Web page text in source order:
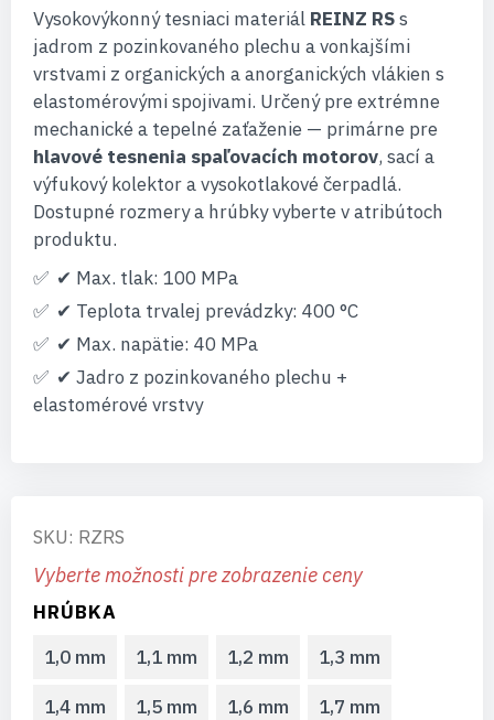
Vysokovýkonný tesniaci materiál REINZ RSs
jadrom z pozinkovaného plechu a vonkajšími
vrstvami z organických a anorganických vlákien s
elastomérovými spojivami. Určený pre extrémne
mechanické a tepelné zaťaženie — primárne pre
hlavové tesnenia spaľovacích motorov, sací a
výfukový kolektor a vysokotlakové čerpadlá.
Dostupné rozmery a hrúbky vyberte v atribútoch
produktu.
✔ Max. tlak: 100 MPa
✔ Teplota trvalej prevádzky: 400 °C
✔ Max. napätie: 40 MPa
✔ Jadro z pozinkovaného plechu +
elastomérové vrstvy
SKU: RZRS
Vyberte možnosti pre zobrazenie ceny
HRÚBKA
1,0 mm
1,1 mm 1,2 mm 1,3 mm
1,4 mm 1,5 mm 1,6 mm 1,7 mm